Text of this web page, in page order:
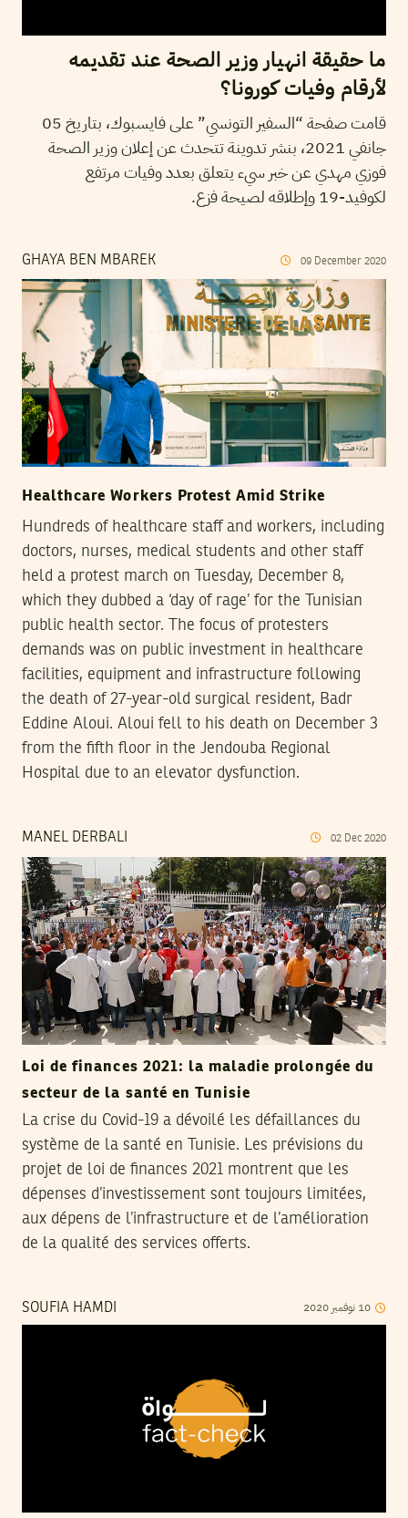
ما حقيقة انهيار وزير الصحة عند تقديمه
لأرقام وفيات كورونا؟
قامت صفحة “السفير التونسي” على فايسبوك، بتاريخ 05
جانفي 2021، بنشر تدوينة تتحدث عن إعلان وزير الصحة
فوزي مهدي عن خبر سيء يتعلق بعدد وفيات مرتفع
لكوفيد-19 وإطلاقه لصيحة فزع.
GHAYA BEN MBAREK 09 December 2020
Healthcare Workers Protest Amid Strike
Hundreds of healthcare staff and workers, including
doctors, nurses, medical students and other staff
held a protest march on Tuesday, December 8,
which they dubbed a ‘day of rage’ for the Tunisian
public health sector. The focus of protesters
demands was on public investment in healthcare
facilities, equipment and infrastructure following
the death of 27-year-old surgical resident, Badr
Eddine Aloui. Aloui fell to his death on December 3
from the fifth floor in the Jendouba Regional
Hospital due to an elevator dysfunction.
MANEL DERBALI 02 Dec 2020
Loi de finances 2021: la maladie prolongée du
secteur de la santé en Tunisie
La crise du Covid-19 a dévoilé les défaillances du
système de la santé en Tunisie. Les prévisions du
projet de loi de finances 2021 montrent que les
dépenses d’investissement sont toujours limitées,
aux dépens de l’infrastructure et de l’amélioration
de la qualité des services offerts.
SOUFIA HAMDI 10 نوفمبر 2020